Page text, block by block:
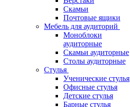
Скамьи
Почтовые ящики
Мебель для аудиторий
Моноблоки
аудиторные
Скамьи аудиторные
Столы аудиторные
Стулья
Ученические стулья
Офисные стулья
Детские стулья
Барные стулья